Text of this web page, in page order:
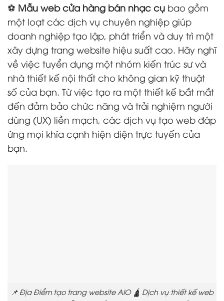
⚽ Mẫu web cửa hàng bán nhạc cụ bao gồm
một loạt các dịch vụ chuyên nghiệp giúp
doanh nghiệp tạo lập, phát triển và duy trì một
xây dựng trang website hiệu suất cao. Hãy nghĩ
về việc tuyển dụng một nhóm kiến trúc sư và
nhà thiết kế nội thất cho không gian kỹ thuật
số của bạn. Từ việc tạo ra một thiết kế bắt mắt
đến đảm bảo chức năng và trải nghiệm người
dùng (UX) liền mạch, các dịch vụ tạo web đáp
ứng mọi khía cạnh hiện diện trực tuyến của
bạn.
📌 Địa Điểm tạo trang website AIO 🛕 Dịch vụ thiết kế web